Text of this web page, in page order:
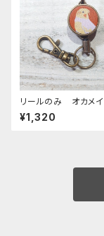
リールのみ オカメ
チノー レッドブラウ
いんこ
¥1,320